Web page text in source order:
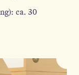
ca. 30